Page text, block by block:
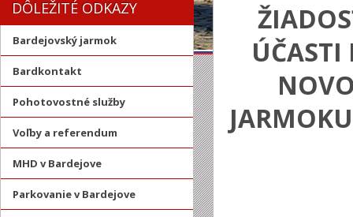
DÔLEŽITÉ ODKAZY
Bardejovský jarmok
Bardkontakt
Pohotovostné služby
Voľby a referendum
MHD v Bardejove
Parkovanie v Bardejove